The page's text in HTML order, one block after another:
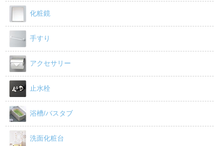
化粧鏡
手すり
アクセサリー
止水栓
浴槽/バスタブ
洗面化粧台